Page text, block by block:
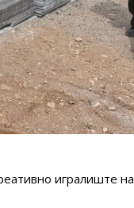
игралиште на